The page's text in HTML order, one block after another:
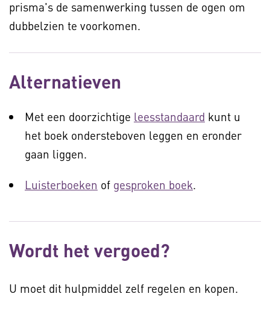
prisma's de samenwerking tussen de ogen om
dubbelzien te voorkomen.
Alternatieven
Met een doorzichtige leesstandaard kunt u
het boek ondersteboven leggen en eronder
gaan liggen.
Luisterboeken of gesproken boek.
Wordt het vergoed?
U moet dit hulpmiddel zelf regelen en kopen.